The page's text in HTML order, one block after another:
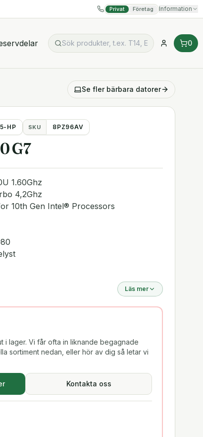
Privat Företag Information
0
Se fler bärbara datorer
HP SKU 8PZ96AV
G7
1.60Ghz
4,2Ghz
10th Gen Intel® Processors
Läs mer
i lager. Vi får ofta in liknande begagnade
sortiment nedan, eller hör av dig så letar vi
Kontakta oss